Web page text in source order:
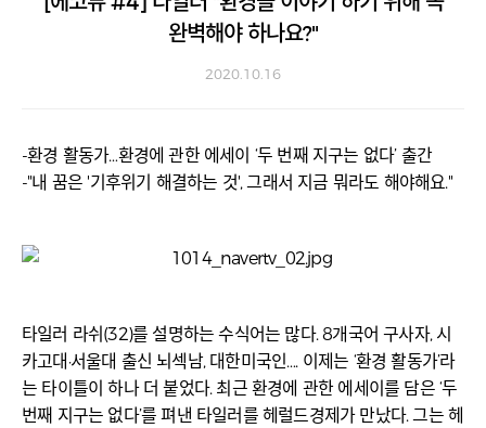
완벽해야 하나요?"
2020.10.16
-환경 활동가…환경에 관한 에세이 ‘두 번째 지구는 없다’ 출간
-"내 꿈은 '기후위기 해결하는 것', 그래서 지금 뭐라도 해야해요."
타일러 라쉬(32)를 설명하는 수식어는 많다. 8개국어 구사자, 시
카고대·서울대 출신 뇌섹남, 대한미국인…. 이제는 ‘환경 활동가’라
는 타이틀이 하나 더 붙었다. 최근 환경에 관한 에세이를 담은 ‘두
번째 지구는 없다’를 펴낸 타일러를 헤럴드경제가 만났다. 그는 헤